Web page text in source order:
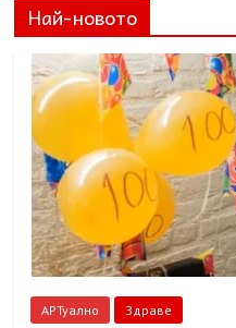
Най-новото
АРТуално Здраве